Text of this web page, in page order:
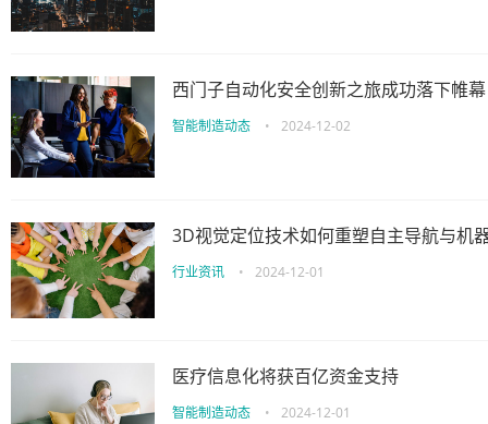
西门子自动化安全创新之旅成功落下帷幕
智能制造动态 • 2024-12-02
3D视觉定位技术如何重塑自主导航与机
行业资讯 • 2024-12-01
医疗信息化将获百亿资金支持
智能制造动态 • 2024-12-01